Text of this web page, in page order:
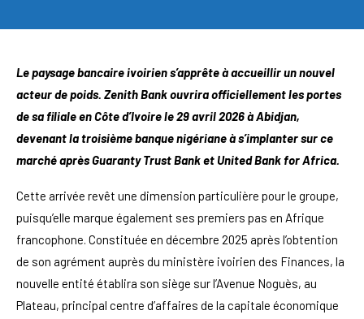
Le paysage bancaire ivoirien s’apprête à accueillir un nouvel
acteur de poids. Zenith Bank ouvrira officiellement les portes
de sa filiale en Côte d’Ivoire le 29 avril 2026 à Abidjan,
devenant la troisième banque nigériane à s’implanter sur ce
marché après Guaranty Trust Bank et United Bank for Africa.
Cette arrivée revêt une dimension particulière pour le groupe,
puisqu’elle marque également ses premiers pas en Afrique
francophone. Constituée en décembre 2025 après l’obtention
de son agrément auprès du ministère ivoirien des Finances, la
nouvelle entité établira son siège sur l’Avenue Noguès, au
Plateau, principal centre d’affaires de la capitale économique